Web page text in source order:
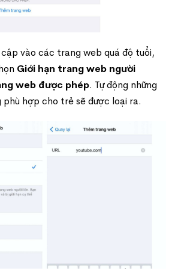
vào các trang web quá độ tuổi,
Giới hạn trang web người
web được phép. Tự động những
hợp cho trẻ sẽ được loại ra.